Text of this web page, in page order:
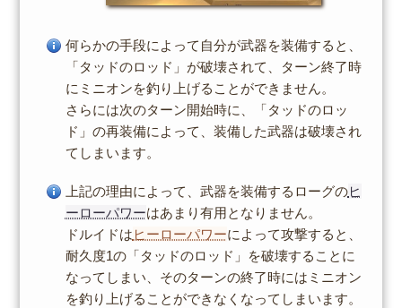
何らかの手段によって自分が武器を装備すると、
「タッドのロッド」が破壊されて、ターン終了時
にミニオンを釣り上げることができません。
さらには次のターン開始時に、「タッドのロッ
ド」の再装備によって、装備した武器は破壊され
てしまいます。
上記の理由によって、武器を装備するローグのヒ
ーローパワーはあまり有用となりません。
ドルイドは ヒーローパワーによって攻撃すると、
耐久度1の「タッドのロッド」を破壊することに
なってしまい、そのターンの終了時にはミニオン
を釣り上げることができなくなってしまいます。